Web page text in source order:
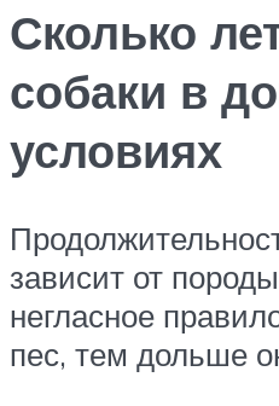
Сколько
собаки в
условиях
зависит от
негласное
пес, тем дольше